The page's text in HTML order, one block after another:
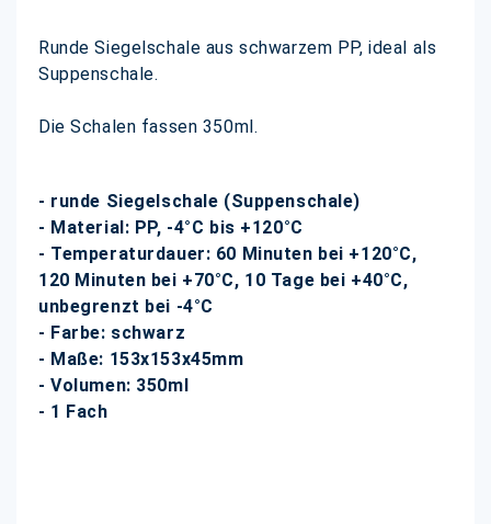
Runde Siegelschale aus schwarzem PP, ideal als
Suppenschale.
Die Schalen fassen 350ml.
- runde Siegelschale (Suppenschale)
- Material: PP, -4°C bis +120°C
- Temperaturdauer: 60 Minuten bei +120°C,
120 Minuten bei +70°C, 10 Tage bei +40°C,
unbegrenzt bei -4°C
- Farbe: schwarz
- Maße: 153x153x45mm
- Volumen: 350ml
- 1 Fach